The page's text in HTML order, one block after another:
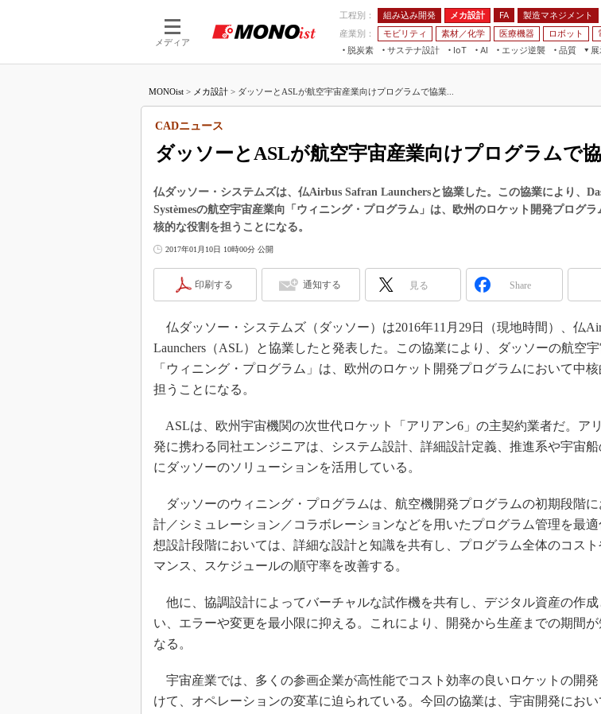
メディア
工程別： 組み込み開発 メカ設計 FA 製造マネジメント
産業別：
モビリティ 素材／化学 医療機器 ロボット
脱炭素
サステナ設計
IoT
つながる工場
AI
AI×設備保全
エッジ逆襲 品質
JIMTOF
IIFES
ジャパンモビリティショー
スマート工場EXPO
EdgeTech+
日本ものづくりワールド
AUTOMOTIVE WORLD
産業オープンネット展
VR／AR
FPGA
組み込み画像技術
車載ソフト開発
無償設計ツール
3Dプリンタ
インダストリー4.0
メイドインジャパン
植物工場
グローバル設計・開発
制御セキュリティ
素材／化学
MONOist > メカ設計 > ダッソーとASLが航空宇宙産業向けプログラムで協業...
ダッソーとASLが航空宇宙産業向けプログラムで
CADニュース
仏ダッソー・システムズは、仏Airbus Safran Launchersと協業した。この協業により、
Systèmesの航空宇宙産業向「ウィニング・プログラム」は、欧州のロケット開発プログラ
核的な役割を担うことになる。
2017年01月10日 10時00分 公開
印刷する 通知する 見る Share
仏ダッソー・システムズ（ダッソー）は2016年11月29日（現地時間）、仏
Launchers（ASL）と協業したと発表した。この協業により、ダッソーの航空
「ウィニング・プログラム」は、欧州のロケット開発プログラムにおいて中
担うことになる。
ASLは、欧州宇宙機関の次世代ロケット「アリアン6」の主契約業者だ。ア
発に携わる同社エンジニアは、システム設計、詳細設計定義、推進系や宇宙
にダッソーのソリューションを活用している。
ダッソーのウィニング・プログラムは、航空機開発プログラムの初期段階に
計／シミュレーション／コラボレーションなどを用いたプログラム管理を最
想設計段階においては、詳細な設計と知識を共有し、プログラム全体のコス
マンス、スケジュールの順守率を改善する。
他に、協調設計によってバーチャルな試作機を共有し、デジタル資産の作
い、エラーや変更を最小限に抑える。これにより、開発から生産までの期間が
なる。
宇宙産業では、多くの参画企業が高性能でコスト効率の良いロケットの開発
けて、オペレーションの変革に迫られている。今回の協業は、宇宙開発にお